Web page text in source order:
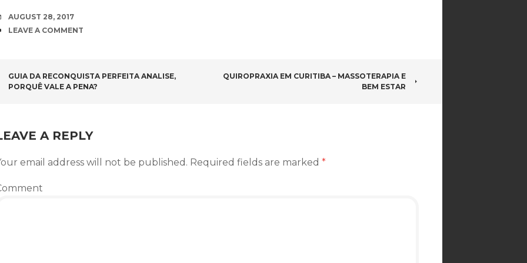
DATE
AUGUST 28, 2017
COMMENTS
LEAVE A COMMENT
NAVIGATION
GUIA DA RECONQUISTA PERFEITA ANALISE,
PORQUÊ VALE A PENA?
QUIROPRAXIA EM CURITIBA – MASSOTERAPIA E
BEM ESTAR
A REPLY
email address will not be published. Required fields are marked *